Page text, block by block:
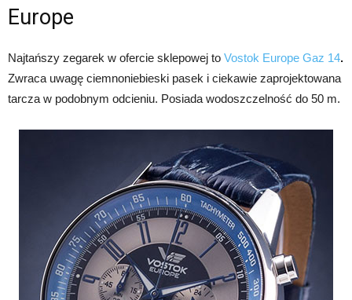
Europe
Najtańszy zegarek w ofercie sklepowej to Vostok Europe Gaz 14.
Zwraca uwagę ciemnoniebieski pasek i ciekawie zaprojektowana
tarcza w podobnym odcieniu. Posiada wodoszczelność do 50 m.